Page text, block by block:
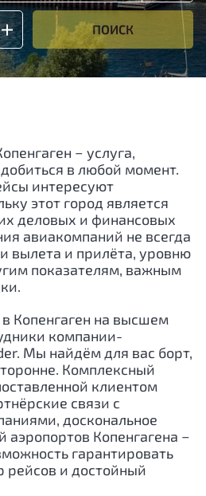
ПОИСК
− услуга,
в любой момент.
интересуют
этот город является
деловых и финансовых
авиакомпаний не всегда
вылета и прилёта, уровню
показателям, важным
Копенгаген на высшем
компании-
Мы найдём для вас борт,
Комплексный
клиентом
связи с
доскональное
аэропортов Копенгагена −
гарантировать
рейсов и достойный